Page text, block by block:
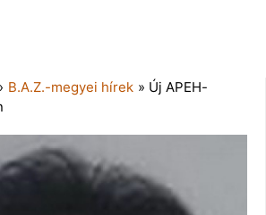
B.A.Z.-megyei hírek » Új APEH-